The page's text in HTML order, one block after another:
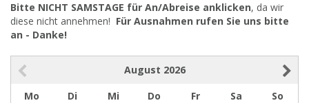
Bitte NICHT SAMSTAGE für An/Abreise anklicken, da wir
diese nicht annehmen! Für Ausnahmen rufen Sie uns bitte
an - Danke!
August 2026
Mo
Di Mi Do Fr Sa
So